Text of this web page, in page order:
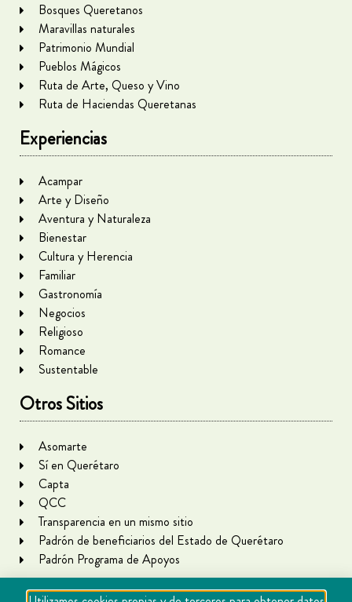
Bosques Queretanos
Maravillas naturales
Patrimonio Mundial
Pueblos Mágicos
Ruta de Arte, Queso y Vino
Ruta de Haciendas Queretanas
Experiencias
Acampar
Arte y Diseño
Aventura y Naturaleza
Bienestar
Cultura y Herencia
Familiar
Gastronomía
Negocios
Religioso
Romance
Sustentable
Otros Sitios
Asomarte
Sí en Querétaro
Capta
QCC
Transparencia en un mismo sitio
Padrón de beneficiarios del Estado de Querétaro
Padrón Programa de Apoyos